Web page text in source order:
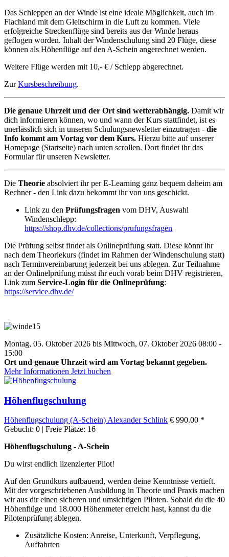
Das Schleppen an der Winde ist eine ideale Möglichkeit, auch im
Flachland mit dem Gleitschirm in die Luft zu kommen. Viele
erfolgreiche Streckenflüge sind bereits aus der Winde heraus
geflogen worden. Inhalt der Windenschulung sind 20 Flüge, diese
können als Höhenflüge auf den A-Schein angerechnet werden.
Weitere Flüge werden mit 10,- € / Schlepp abgerechnet.
ZurKursbeschreibung.
Die genaue Uhrzeit und der Ort sind wetterabhängig. Damit wir
dich informieren können, wo und wann der Kurs stattfindet, ist es
unerlässlich sich in unseren Schulungsnewsletter einzutragen - die
Info kommt am Vortag vor dem Kurs. Hierzu bitte auf unserer
Homepage (Startseite) nach unten scrollen. Dort findet ihr das
Formular für unseren Newsletter.
Die Theorie absolviert ihr per E-Learning ganz bequem daheim am
Rechner - den Link dazu bekommt ihr von uns geschickt.
Link zu den Prüfungsfragen vom DHV, Auswahl
Windenschlepp:
https://shop.dhv.de/collections/prufungsfragen
Die Prüfung selbst findet als Onlineprüfung statt. Diese könnt ihr
nach dem Theoriekurs (findet im Rahmen der Windenschulung statt)
nach Terminvereinbarung jederzeit bei uns ablegen. Zur Teilnahme
an der Onlinelprüfung müsst ihr euch vorab beim DHV registrieren,
Link zum Service-Login für die Onlineprüfung:
https://service.dhv.de/
Montag, 05. Oktober 2026 bis Mittwoch, 07. Oktober 2026 08:00 -
15:00
Ort und genaue Uhrzeit wird am Vortag bekannt gegeben.
Mehr Informationen Jetzt buchen
Höhenflugschulung
Höhenflugschulung (A-Schein) Alexander Schlink € 990.00 *
Gebucht: 0 | Freie Plätze: 16
Höhenflugschulung - A-Schein
Du wirst endlich lizenzierter Pilot!
Auf den Grundkurs aufbauend, werden deine Kenntnisse vertieft.
Mit der vorgeschriebenen Ausbildung in Theorie und Praxis machen
wir aus dir einen sicheren und umsichtigen Piloten. Sobald du die 40
Höhenflüge und 18.000 Höhenmeter erreicht hast, kannst du die
Pilotenprüfung ablegen.
Zusätzliche Kosten: Anreise, Unterkunft, Verpflegung,
Auffahrten